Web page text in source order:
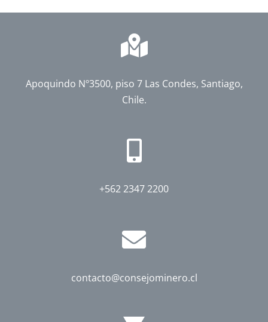
Apoquindo Nº3500, piso 7 Las Condes, Santiago,
Chile.
+562 2347 2200
contacto@consejominero.cl